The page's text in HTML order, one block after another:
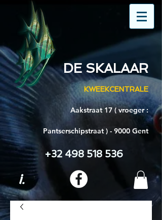
DE SKALAAR
KWEEKCENTRALE
Aakstraat 17 ( vroeger :
Pantserschipstraat ) - 9000 Gent
+32 498 518 536
i.